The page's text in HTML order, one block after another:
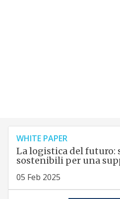
WHITE PAPER
La logistica del futuro:
sostenibili per una
05 Feb 2025